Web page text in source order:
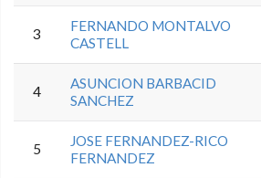
3
FERNANDO MONTALVO
CASTELL
4
ASUNCION BARBACID
SANCHEZ
5
JOSE FERNANDEZ-RICO
FERNANDEZ